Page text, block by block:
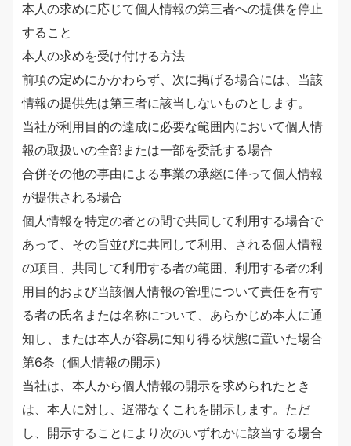
本人の求めに応じて個人情報の第三者への提供を停止
すること
本人の求めを受け付ける方法
前項の定めにかかわらず、次に掲げる場合には、当該
情報の提供先は第三者に該当しないものとします。
当社が利用目的の達成に必要な範囲内において個人情
報の取扱いの全部または一部を委託する場合
合併その他の事由による事業の承継に伴って個人情報
が提供される場合
個人情報を特定の者との間で共同して利用する場合で
あって、その旨並びに共同して利用、される個人情報
の項目、共同して利用する者の範囲、利用する者の利
用目的および当該個人情報の管理について責任を有す
る者の氏名または名称について、あらかじめ本人に通
知し、または本人が容易に知り得る状態に置いた場合
第6条（個人情報の開示）
当社は、本人から個人情報の開示を求められたとき
は、本人に対し、遅滞なくこれを開示します。ただ
し、開示することにより次のいずれかに該当する場合